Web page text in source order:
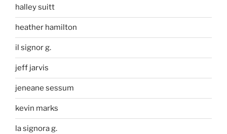
halley suitt
heather hamilton
il signor g.
jeff jarvis
jeneane sessum
kevin marks
la signora g.